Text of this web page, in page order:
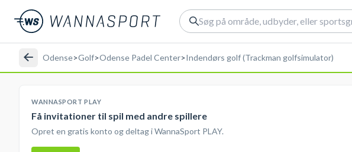
Odense>Golf>Odense Padel Center>Indendørs golf (Trackman golfsimulator)
WANNASPORT PLAY
Få invitationer til spil med andre spillere
Opret en gratis konto og deltag i WannaSport PLAY.